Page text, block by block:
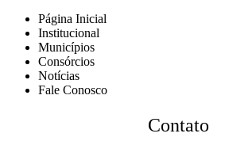
Página Inicial
Institucional
Municípios
Consórcios
Notícias
Fale Conosco
Contato